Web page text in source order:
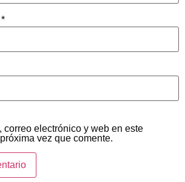
*
correo electrónico y web en este
vez que comente.